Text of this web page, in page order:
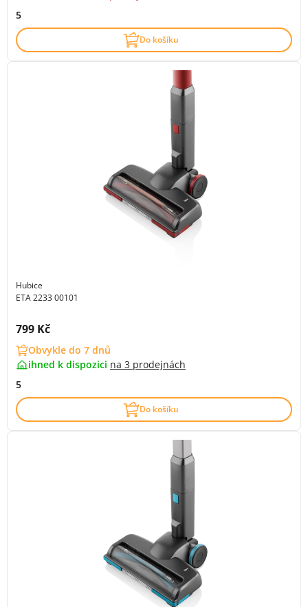
5
Do košíku
Hubice
ETA 2233 00101
Cena s DPH:
799 Kč
Obvykle do 7 dnů
ihned k dispozici na 3 prodejnách
5
Do košíku